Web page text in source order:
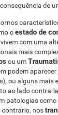
de
oestado de
,vivem com uma
mais
ou um
podem
ou alguns mais
ao lado contra-
patologias como
contrário, nos